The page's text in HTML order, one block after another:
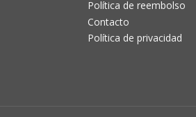
Política de reembolso
Contacto
Política de privacidad